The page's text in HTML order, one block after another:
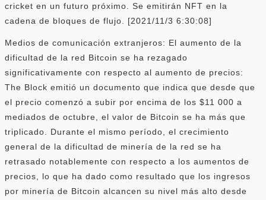
cricket en un futuro próximo. Se emitirán NFT en la
cadena de bloques de flujo. [2021/11/3 6:30:08]
Medios de comunicación extranjeros: El aumento de la
dificultad de la red Bitcoin se ha rezagado
significativamente con respecto al aumento de precios:
The Block emitió un documento que indica que desde que
el precio comenzó a subir por encima de los $11 000 a
mediados de octubre, el valor de Bitcoin se ha más que
triplicado. Durante el mismo período, el crecimiento
general de la dificultad de minería de la red se ha
retrasado notablemente con respecto a los aumentos de
precios, lo que ha dado como resultado que los ingresos
por minería de Bitcoin alcancen su nivel más alto desde